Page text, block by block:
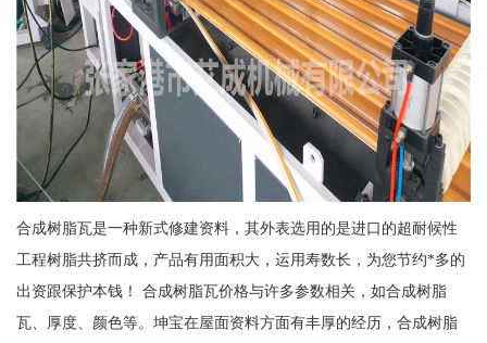
合成树脂瓦是一种新式修建资料，其外表选用的是进口的超耐候性
工程树脂共挤而成，产品有用面积大，运用寿数长，为您节约*多的
出资跟保护本钱！ 合成树脂瓦价格与许多参数相关，如合成树脂
瓦、厚度、颜色等。坤宝在屋面资料方面有丰厚的经历，合成树脂